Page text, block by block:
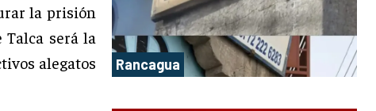
la prisión
será la
alegatos
Rancagua